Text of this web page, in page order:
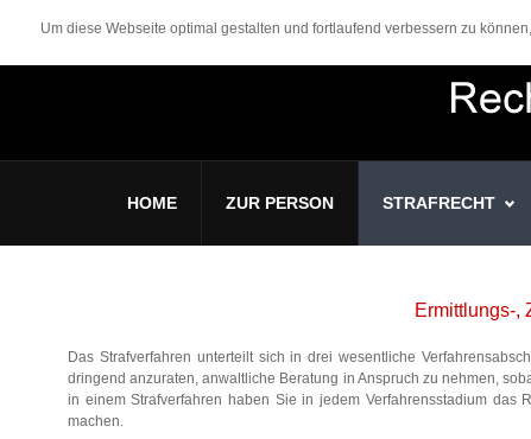
Um diese Webseite optimal gestalten und fortlaufend verbessern zu
HOME ZUR PERSON STRAFRECHT
Ermittlungs-,
Das Strafverfahren unterteilt sich in drei wesentliche
dringend anzuraten, anwaltliche Beratung in Anspruch zu nehmen,
in einem Strafverfahren haben Sie in jedem Verfahrensstadium
machen.